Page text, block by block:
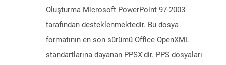
Oluşturma Microsoft PowerPoint 97-2003
tarafından desteklenmektedir. Bu dosya
formatının en son sürümü Office OpenXML
standartlarına dayanan PPSX'dir. PPS dosyaları